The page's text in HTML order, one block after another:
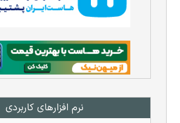
نرم افزار‌های کاربردی